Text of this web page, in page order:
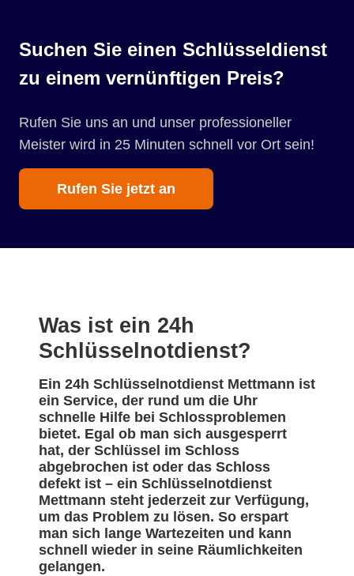
Suchen Sie einen Schlüsseldienst
zu einem vernünftigen Preis?
Rufen Sie uns an und unser professioneller
Meister wird in 25 Minuten schnell vor Ort sein!
Rufen Sie jetzt an
Was ist ein 24h
Schlüsselnotdienst?
Ein 24h Schlüsselnotdienst Mettmann ist
ein Service, der rund um die Uhr
schnelle Hilfe bei Schlossproblemen
bietet. Egal ob man sich ausgesperrt
hat, der Schlüssel im Schloss
abgebrochen ist oder das Schloss
defekt ist – ein Schlüsselnotdienst
Mettmann steht jederzeit zur Verfügung,
um das Problem zu lösen. So erspart
man sich lange Wartezeiten und kann
schnell wieder in seine Räumlichkeiten
gelangen.